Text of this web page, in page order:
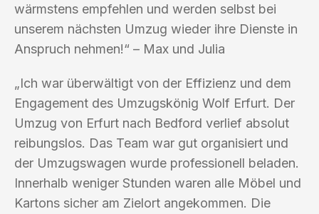
wärmstens empfehlen und werden selbst bei
unserem nächsten Umzug wieder ihre Dienste in
Anspruch nehmen!“ – Max und Julia
„Ich war überwältigt von der Effizienz und dem
Engagement des Umzugskönig Wolf Erfurt. Der
Umzug von Erfurt nach Bedford verlief absolut
reibungslos. Das Team war gut organisiert und
der Umzugswagen wurde professionell beladen.
Innerhalb weniger Stunden waren alle Möbel und
Kartons sicher am Zielort angekommen. Die